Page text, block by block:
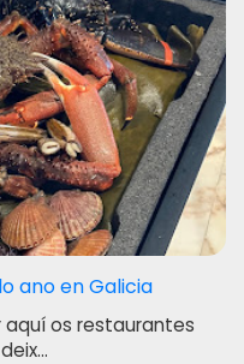
ano en Galicia
os restaurantes